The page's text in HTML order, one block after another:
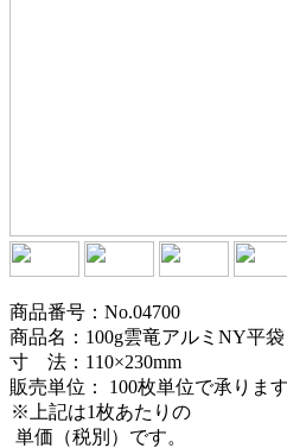
商品番号：No.04700
商品名：100g雲竜アルミNY平袋
寸 法：110×230mm
販売単位：
100枚単位で承ります
※上記は1枚あたりの
単価（税別）です。